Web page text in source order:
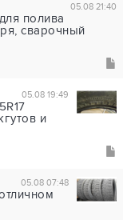
05.08 21:40
полива
сварочный
05.08 19:49
и
05.08 07:48